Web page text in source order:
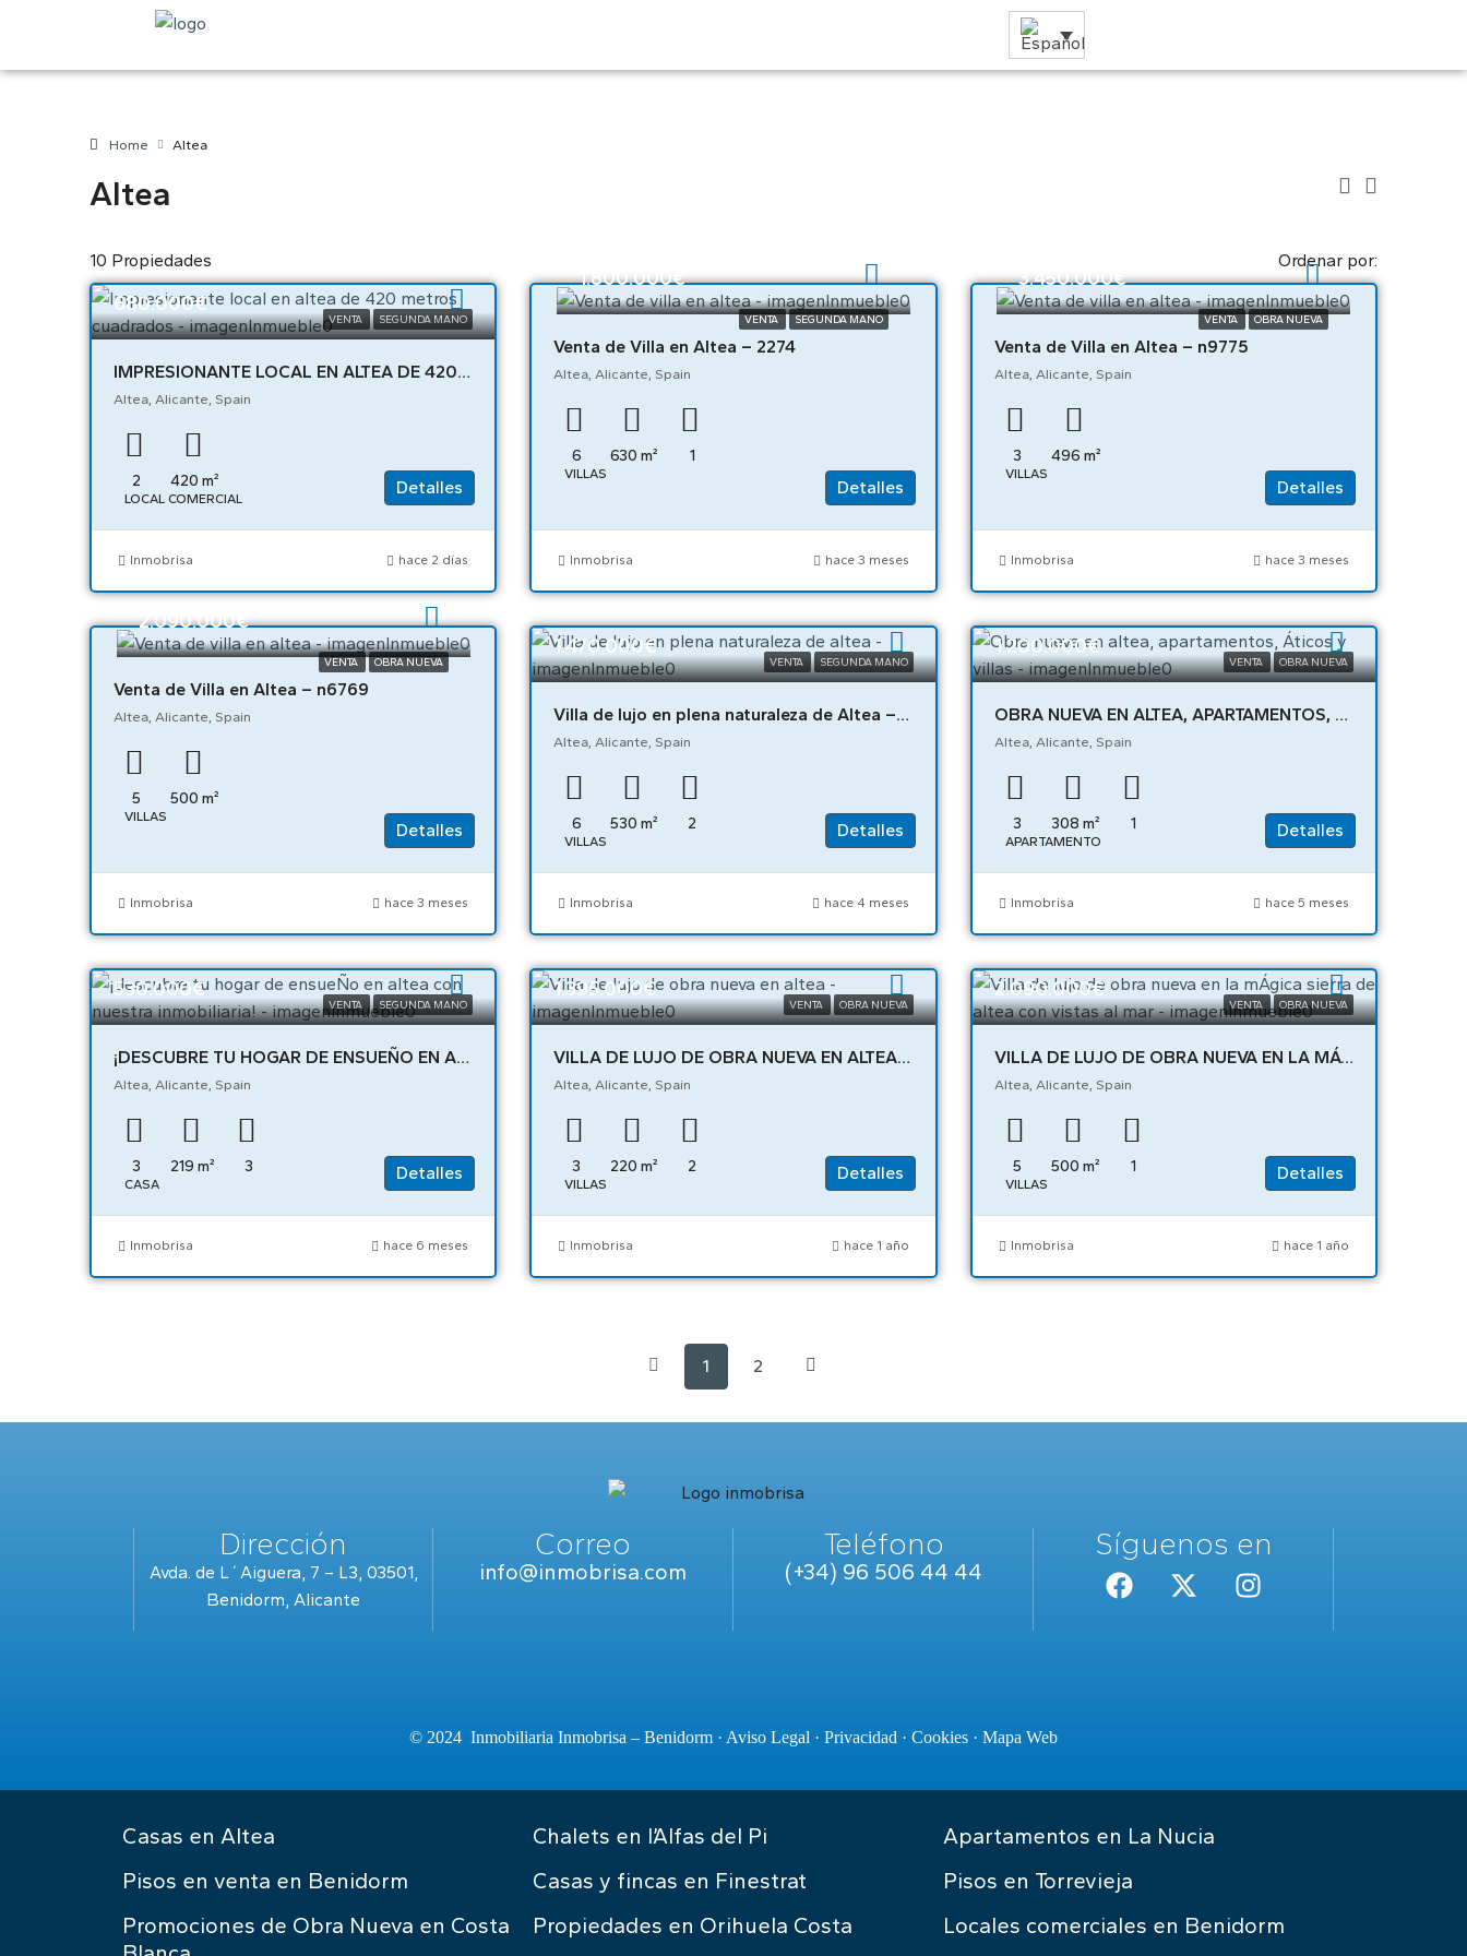
Home Altea
Altea
10 Propiedades Ordenar por:
VENTA SEGUNDA MANO
680.000€
IMPRESIONANTE LOCAL EN ALTEA DE 420 METROS CUADRADOS – 01830
Altea, Alicante, Spain
2 420 m²
LOCAL COMERCIAL
Detalles
Inmobrisa hace 2 días
VENTA SEGUNDA MANO
1.800.000€
Venta de Villa en Altea – 2274
Altea, Alicante, Spain
6 630 m² 1
VILLAS
Detalles
Inmobrisa hace 3 meses
VENTA OBRA NUEVA
3.450.000€
Venta de Villa en Altea – n9775
Altea, Alicante, Spain
3 496 m²
VILLAS
Detalles
Inmobrisa hace 3 meses
VENTA OBRA NUEVA
2.090.000€
Venta de Villa en Altea – n6769
Altea, Alicante, Spain
5 500 m²
VILLAS
Detalles
Inmobrisa hace 3 meses
VENTA SEGUNDA MANO
1.470.000€
Villa de lujo en plena naturaleza de Altea – 00832
Altea, Alicante, Spain
6 530 m² 2
VILLAS
Detalles
Inmobrisa hace 4 meses
VENTA OBRA NUEVA
1.200.000€
OBRA NUEVA EN ALTEA, APARTAMENTOS, ÁTICOS Y VILLAS – 05411
Altea, Alicante, Spain
3 308 m² 1
APARTAMENTO
Detalles
Inmobrisa hace 5 meses
VENTA SEGUNDA MANO
530.000€
¡DESCUBRE TU HOGAR DE ENSUEÑO EN ALTEA CON NUESTRA INMOBILIARIA! – 04894
Altea, Alicante, Spain
3 219 m² 3
CASA
Detalles
Inmobrisa hace 6 meses
VENTA OBRA NUEVA
1.395.000€
VILLA DE LUJO DE OBRA NUEVA EN ALTEA – 04004
Altea, Alicante, Spain
3 220 m² 2
VILLAS
Detalles
Inmobrisa hace 1 año
VENTA OBRA NUEVA
2.090.000€
VILLA DE LUJO DE OBRA NUEVA EN LA MÁGICA SIERRA DE ALTEA CON VISTAS AL MAR – 04073
Altea, Alicante, Spain
5 500 m² 1
VILLAS
Detalles
Inmobrisa hace 1 año
1 2
Dirección
Avda. de L´Aiguera, 7 – L3, 03501,
Benidorm, Alicante
Correo
info@inmobrisa.com
Teléfono
(+34) 96 506 44 44
Síguenos en
© 2024 Inmobiliaria Inmobrisa – Benidorm · Aviso Legal · Privacidad · Cookies · Mapa Web
Casas en Altea
Pisos en venta en Benidorm
Promociones de Obra Nueva en Costa
Chalets en l’Alfas del Pi
Casas y fincas en Finestrat
Propiedades en Orihuela Costa
Apartamentos en La Nucia
Pisos en Torrevieja
Locales comerciales en Benidorm